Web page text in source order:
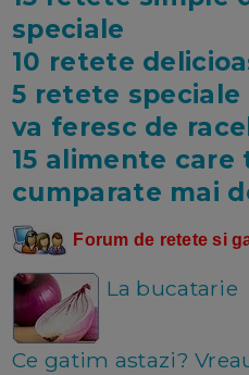
speciale
10 retete
5 retete
va feresc de
15 alimente care
cumparate mai
Forum de retete si
La bucatarie
Ce gatim astazi?